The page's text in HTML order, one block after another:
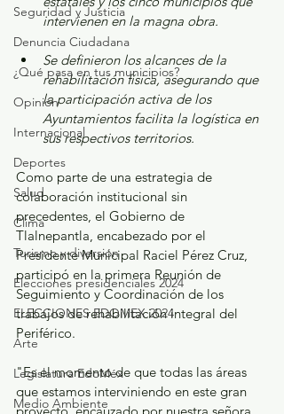
Seguridad y Justicia
Denuncia Ciudadana
¿Qué pasa en tus municipios?
Opinión
Internacional
Deportes
Salud
Clima
Turismo y diversión
Elecciones presidenciales 2024
ELECCIONES EDOMEX 2024
Arte
Legislatura EdoMéx
Medio Ambiente
intervienen en la magna obra.
Se definieron los alcances de la
rehabilitación física, asegurando que
la participación activa de los
Ayuntamientos facilita la logística en
sus respectivos territorios.
Como parte de una estrategia de
colaboración institucional sin
precedentes, el Gobierno de
Tlalnepantla, encabezado por el
Presidente Municipal Raciel Pérez Cruz,
participó en la primera Reunión de
Seguimiento y Coordinación de los
trabajos de rehabilitación integral del
Periférico.
"Es el momento de que todas las áreas
que estamos interviniendo en este gran